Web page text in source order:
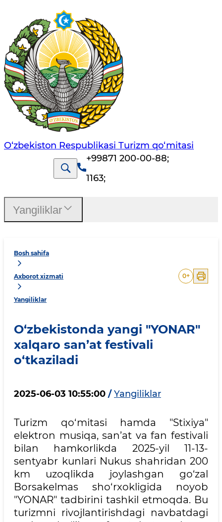
O‘zbekiston Respublikasi Turizm qo‘mitasi
+99871 200-00-88;
1163;
Bosh sahifa
Axborot xizmati
Yangiliklar
0+
O‘zbekistonda yangi "YONAR"
xalqaro san’at festivali
o‘tkaziladi
2025-06-03 10:55:00 / Yangiliklar
Turizm qo‘mitasi hamda "Stixiya"
elektron musiqa, san’at va fan festivali
bilan hamkorlikda 2025-yil 11-13-
sentyabr kunlari Nukus shahridan 200
km uzoqlikda joylashgan go‘zal
Borsakelmas sho‘rxokligida noyob
"YONAR" tadbirini tashkil etmoqda. Bu
turizmni rivojlantirishdagi navbatdagi
Yangiliklar